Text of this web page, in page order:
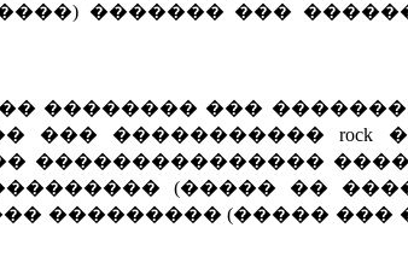
������� ���
�������� ���
����������� rock
���������������
(����� ��
��� ��������� (����� ���